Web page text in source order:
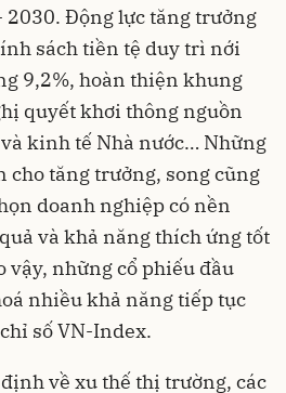
2030. Động lực tăng trưởng
sách tiền tệ duy trì nới
9,2%, hoàn thiện khung
quyết khơi thông nguồn
kinh tế Nhà nước… Những
cho tăng trưởng, song cũng
doanh nghiệp có nền
và khả năng thích ứng tốt
vậy, những cổ phiếu đầu
nhiều khả năng tiếp tục
số VN-Index.
về xu thế thị trường, các